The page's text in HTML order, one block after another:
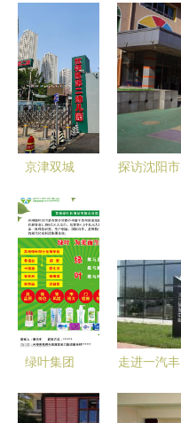
京津双城
秋光——记
泰达二幼的
快乐秋日之
旅
探访沈阳市
幼） 以爱
育爱，泽润
童心
绿叶集团
幼，共筑健
走进一汽丰
产打造高品